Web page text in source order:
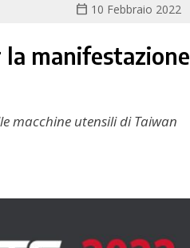
calendar_today 10 Febbraio 2022
manifestazione
macchine utensili di Taiwan